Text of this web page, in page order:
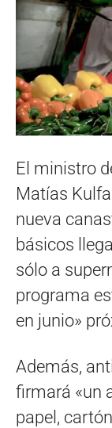
El ministro
Matías
nueva
básicos
sólo a
programa
en junio»
Además,
firmará «un
papel,